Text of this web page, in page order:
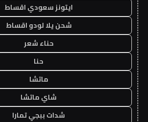
ايتونز سعودي اقساط
شحن يلا لودو اقساط
حناء شعر
حنا
ماتشا
شاي ماتشا
شدات ببجي تمارا